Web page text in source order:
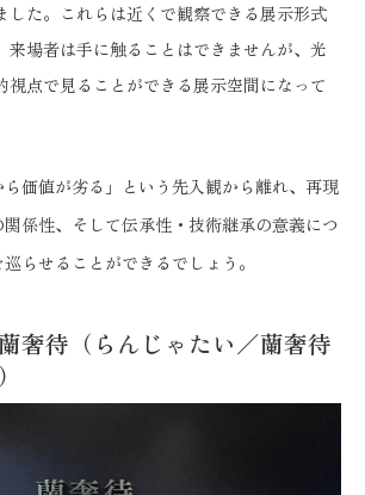
した。これらは近くで観察できる展示形式
来場者は手に触ることはできませんが、光
視点で見ることができる展示空間になって
価値が劣る」という先入観から離れ、再現
係性、そして伝承性・技術継承の意義につ
らせることができるでしょう。
奢待（らんじゃたい／蘭奢待